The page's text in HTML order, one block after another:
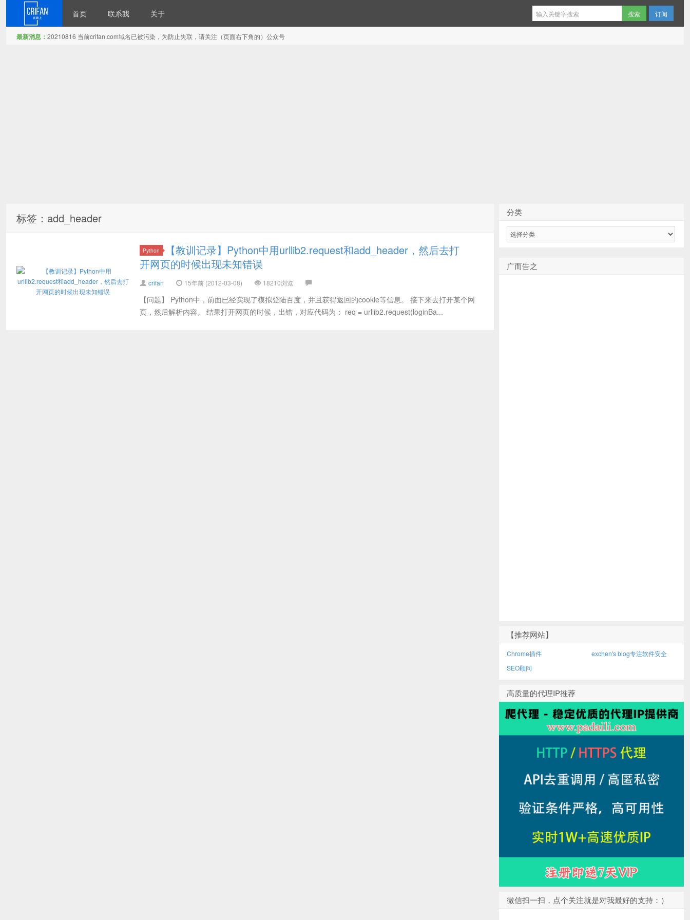
首页 联系我 关于 订阅
最新消息： 20210816 当前crifan.com域名已被污染，为防止失联，请关注（页面右下角的）公众号
标签：add_header
Python
【教训记录】Python中用urllib2.request和add_header，然后去打
开网页的时候出现未知错误
crifan 15年前 (2012-03-08) 18210浏览
【问题】 Python中，前面已经实现了模拟登陆百度，并且获得返回的cookie等信息。 接下来去打开某个网
页，然后解析内容。 结果打开网页的时候，出错，对应代码为： req = urllib2.request(loginBa...
分类
广而告之
【推荐网站】
Chrome插件
exchen's blog专注软件安全
SEO顾问
高质量的代理IP推荐
微信扫一扫，点个关注就是对我最好的支持：）